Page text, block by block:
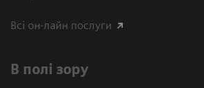
Всі он-лайн послуги
В полі зору